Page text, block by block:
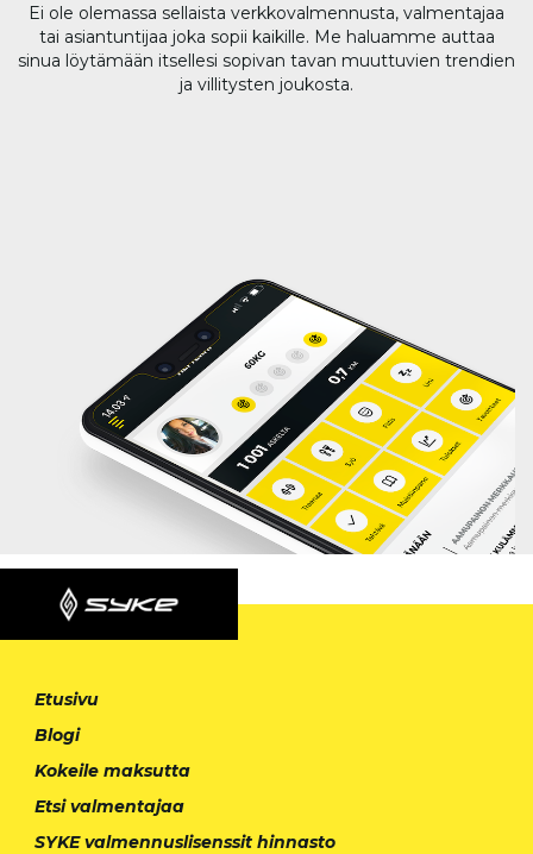
Ei ole olemassa sellaista verkkovalmennusta, valmentajaa
tai asiantuntijaa joka sopii kaikille. Me haluamme auttaa
sinua löytämään itsellesi sopivan tavan muuttuvien trendien
ja villitysten joukosta.
Etusivu
Blogi
Kokeile maksutta
Etsi valmentajaa
SYKE valmennuslisenssit hinnasto